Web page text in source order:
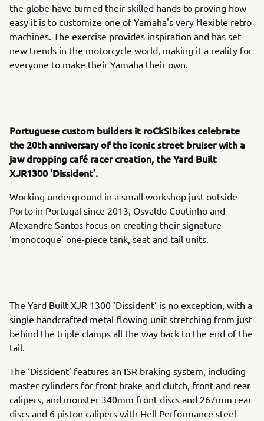
the globe have turned their skilled hands to proving how
easy it is to customize one of Yamaha's very flexible retro
machines. The exercise provides inspiration and has set
new trends in the motorcycle world, making it a reality for
everyone to make their Yamaha their own.
Portuguese custom builders it roCkS!bikes celebrate
the 20th anniversary of the iconic street bruiser with a
jaw dropping café racer creation, the Yard Built
XJR1300 ‘Dissident’.
Working underground in a small workshop just outside
Porto in Portugal since 2013, Osvaldo Coutinho and
Alexandre Santos focus on creating their signature
‘monocoque’ one-piece tank, seat and tail units.
The Yard Built XJR 1300 ‘Dissident’ is no exception, with a
single handcrafted metal flowing unit stretching from just
behind the triple clamps all the way back to the end of the
tail.
The ‘Dissident’ features an ISR braking system, including
master cylinders for front brake and clutch, front and rear
calipers, and monster 340mm front discs and 267mm rear
discs and 6 piston calipers with Hell Performance steel